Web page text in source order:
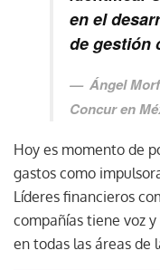
en el
de gestión
Ángel
Concur en
Hoy es momento de
gastos como
Líderes financieros
compañías tiene voz
en todas las áreas de